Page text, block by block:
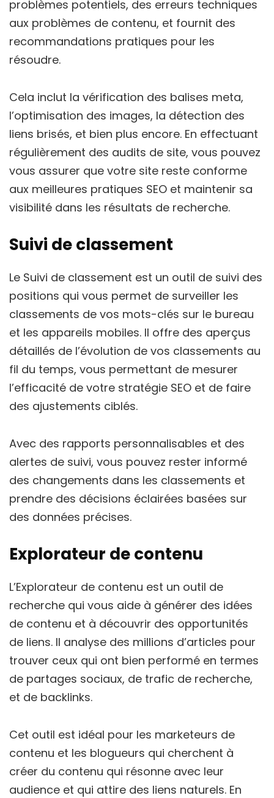
problèmes potentiels, des erreurs techniques
aux problèmes de contenu, et fournit des
recommandations pratiques pour les
résoudre.
Cela inclut la vérification des balises meta,
l’optimisation des images, la détection des
liens brisés, et bien plus encore. En effectuant
régulièrement des audits de site, vous pouvez
vous assurer que votre site reste conforme
aux meilleures pratiques SEO et maintenir sa
visibilité dans les résultats de recherche.
Suivi de classement
Le Suivi de classement est un outil de suivi des
positions qui vous permet de surveiller les
classements de vos mots-clés sur le bureau
et les appareils mobiles. Il offre des aperçus
détaillés de l’évolution de vos classements au
fil du temps, vous permettant de mesurer
l’efficacité de votre stratégie SEO et de faire
des ajustements ciblés.
Avec des rapports personnalisables et des
alertes de suivi, vous pouvez rester informé
des changements dans les classements et
prendre des décisions éclairées basées sur
des données précises.
Explorateur de contenu
L’Explorateur de contenu est un outil de
recherche qui vous aide à générer des idées
de contenu et à découvrir des opportunités
de liens. Il analyse des millions d’articles pour
trouver ceux qui ont bien performé en termes
de partages sociaux, de trafic de recherche,
et de backlinks.
Cet outil est idéal pour les marketeurs de
contenu et les blogueurs qui cherchent à
créer du contenu qui résonne avec leur
audience et qui attire des liens naturels. En